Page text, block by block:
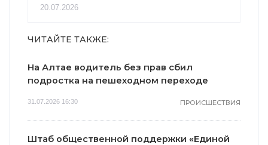
20.07.2026
ЧИТАЙТЕ ТАКЖЕ:
На Алтае водитель без прав сбил
подростка на пешеходном переходе
31.07.2026 16:30 ПРОИСШЕСТВИЯ
Штаб общественной поддержки «Единой